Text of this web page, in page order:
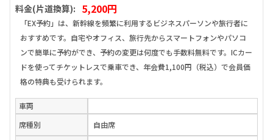
料金(片道換算): 5,200円
「EX予約」は、新幹線を頻繁に利用するビジネスパーソンや旅行者に
おすすめです。自宅やオフィス、旅行先からスマートフォンやパソコ
ンで簡単に予約ができ、予約の変更は何度でも手数料無料です。ICカー
ドを使ってチケットレスで乗車でき、年会費1,100円（税込）で会員価
格の特典も受けられます。
車両
席種別
自由席